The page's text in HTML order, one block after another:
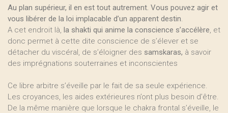
Au plan supérieur, il en est tout autrement. Vous pouvez agir et
vous libérer de la loi implacable d’un apparent destin.
A cet endroit là, la shakti qui anime la conscience s’accélère, et
donc permet à cette dite conscience de s’élever et se
détacher du viscéral, de s’éloigner des samskaras, à savoir
des imprégnations souterraines et inconscientes
Ce libre arbitre s’éveille par le fait de sa seule expérience.
Les croyances, les aides extérieures n’ont plus besoin d’être.
De la même manière que lorsque le chakra frontal s’éveille, le